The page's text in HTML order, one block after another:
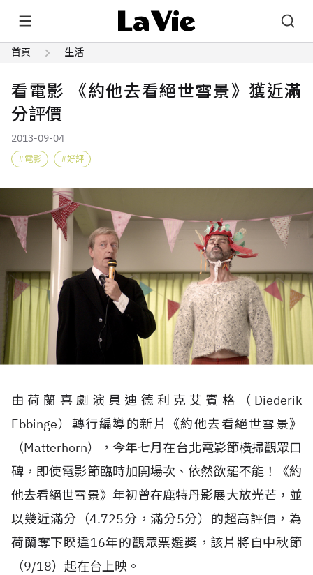
首頁 生活
看電影 《約他去看絕世雪景》獲近滿
分評價
2013-09-04
電影 好評
由荷蘭喜劇演員迪德利克艾賓格（Diederik
Ebbinge）轉行編導的新片《約他去看絕世雪景》
（Matterhorn），今年七月在台北電影節橫掃觀眾口
碑，即使電影節臨時加開場次、依然欲罷不能！《約
他去看絕世雪景》年初曾在鹿特丹影展大放光芒，並
以幾近滿分（4.725分，滿分5分）的超高評價，為
荷蘭奪下睽違16年的觀眾票選獎，該片將自中秋節
（9/18）起在台上映。